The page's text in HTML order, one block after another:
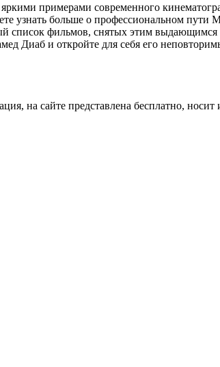
примерами современного
узнать больше о профессиональном
список фильмов, снятых этим
Диаб и откройте для себя его
на сайте представлена бесплатно,